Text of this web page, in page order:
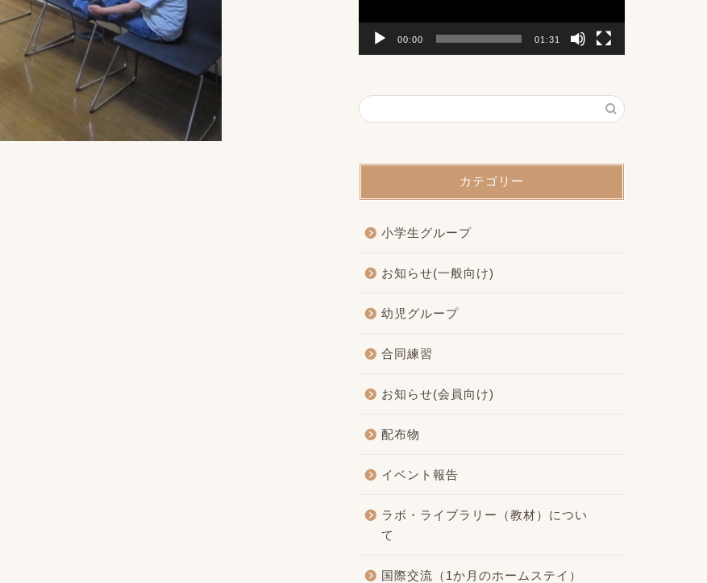
00:00 01:31
カテゴリー
小学生グループ
お知らせ(一般向け)
幼児グループ
合同練習
お知らせ(会員向け)
配布物
イベント報告
ラボ・ライブラリー（教材）につい
て
国際交流（1か月のホームステイ）